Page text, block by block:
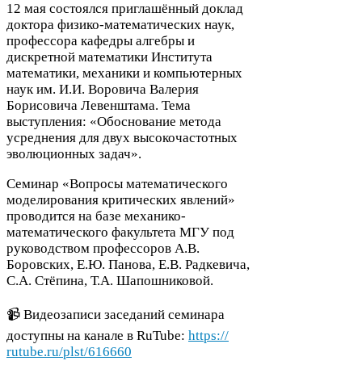
12 мая состоялся приглашённый доклад
доктора физико-​математических наук,
профессора кафедры алгебры и
дискретной математики Института
математики, механики и компьютерных
наук им. И.И. Воровича Валерия
Борисовича Левенштама. Тема
выступления: «Обоснование метода
усреднения для двух высокочастотных
эволюционных задач».
Семинар «Вопросы математического
моделирования критических явлений»
проводится на базе механико-​
математического факультета МГУ под
руководством профессоров А.В.
Боровских, Е.Ю. Панова, Е.В. Радкевича,
С.А. Стёпина, Т.А. Шапошниковой.
📹 Видеозаписи заседаний семинара
доступны на канале в RuTube: https://​
rutube​.ru/​p​l​s​t​/​616660